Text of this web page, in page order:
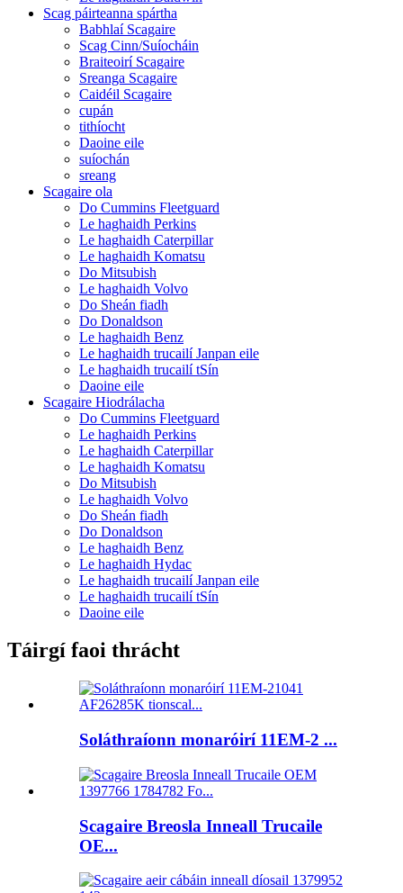
Scag páirteanna spártha
Babhlaí Scagaire
Scag Cinn/Suíocháin
Braiteoirí Scagaire
Sreanga Scagaire
Caidéil Scagaire
cupán
tithíocht
Daoine eile
suíochán
sreang
Scagaire ola
Do Cummins Fleetguard
Le haghaidh Perkins
Le haghaidh Caterpillar
Le haghaidh Komatsu
Do Mitsubish
Le haghaidh Volvo
Do Sheán fiadh
Do Donaldson
Le haghaidh Benz
Le haghaidh trucailí Janpan eile
Le haghaidh trucailí tSín
Daoine eile
Scagaire Hiodrálacha
Do Cummins Fleetguard
Le haghaidh Perkins
Le haghaidh Caterpillar
Le haghaidh Komatsu
Do Mitsubish
Le haghaidh Volvo
Do Sheán fiadh
Do Donaldson
Le haghaidh Benz
Le haghaidh Hydac
Le haghaidh trucailí Janpan eile
Le haghaidh trucailí tSín
Daoine eile
Táirgí faoi thrácht
Soláthraíonn monaróirí 11EM-2 ...
Scagaire Breosla Inneall Trucaile
OE...